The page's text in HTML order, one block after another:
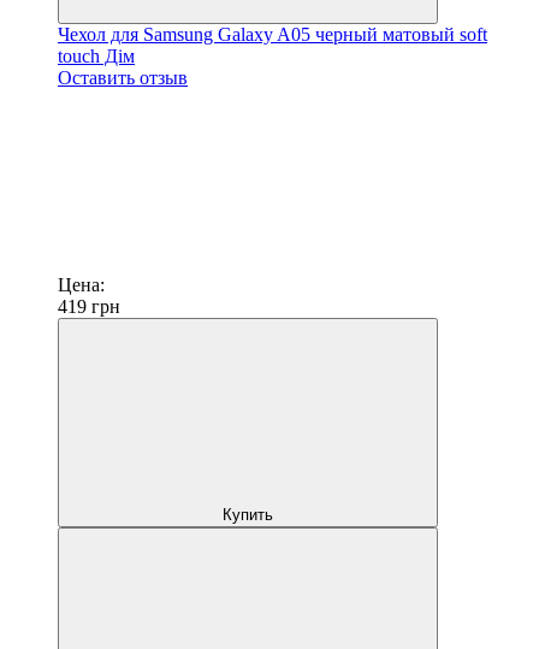
Чехол для Samsung Galaxy A05 черный матовый soft
touch Дім
Оставить отзыв
Цена:
419 грн
Купить